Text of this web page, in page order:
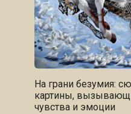
На грани безумия:
картины,
чувства и эмоции